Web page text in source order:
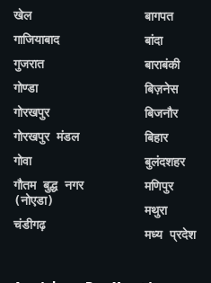
खेल
गाजियाबाद
गुजरात
गोण्डा
गोरखपुर
गोरखपुर मंडल
गोवा
गौतम बुद्ध नगर
(नोएडा)
चंडीगढ़
बागपत
बांदा
बाराबंकी
बिज़नेस
बिजनौर
बिहार
बुलंदशहर
मणिपुर
मथुरा
मध्य प्रदेश